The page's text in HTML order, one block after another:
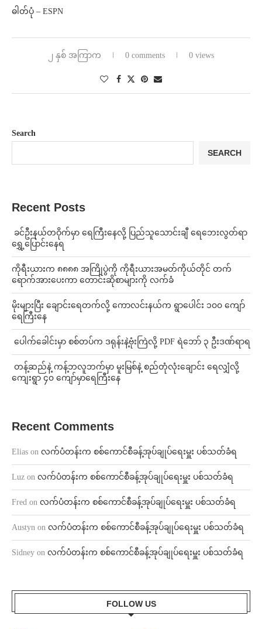
ဓါတ်ပုံ – ESPN
၂ နှစ် အကြာက 0 comments 0 views
Search
SEARCH
Recent Posts
⁩ ⁨ခင်ဦးနယ်တဝိုက်မှာ ရေကြီးနေလို့ ပြည်သူသောင်းချီ ရေဘေးလွတ်ရာ
ရွှေ့ပြောင်းနေရ
ကိုရီးယားက ၈၈၈၈ အကြိုပွဲကို ကိုရီးယားအမတ်ကိုယ်တိုင် တက်
ရောက်အားပေးကာ တောင်းဆိုစာများကို လက်ခံ
⁨မိုးများပြီး ချောင်းရေတက်လို့ ကောလင်းနယ်က ရွာပေါင်း ၁၀၀ ကျော်
ရေကြီးနေ
⁩ ⁨ပေါက်ခေါင်းမှာ စစ်တပ်က ဒရုန်းနဲ့ဗုံးကြဲလို့ PDF ရဲဘော် ၃ ဦးဒဏ်ရာရ
⁩ ⁨တန့်ဆည်နဲ့ ကန့်ဘလူဘက်မှာ မူးမြစ်နဲ့ စည်တုံလုံးချောင်း ရေလျှံလို့
ကျေးရွာ ၄၀ ကျော်မှာရေကြီးနေ
Recent Comments
Elias on လက်ပံတန်းက စစ်ကောင်စီခန့်အုပ်ချုပ်ရေးမှူး ပစ်သတ်ခံရ
Luz on လက်ပံတန်းက စစ်ကောင်စီခန့်အုပ်ချုပ်ရေးမှူး ပစ်သတ်ခံရ
Fred on လက်ပံတန်းက စစ်ကောင်စီခန့်အုပ်ချုပ်ရေးမှူး ပစ်သတ်ခံရ
Austyn on လက်ပံတန်းက စစ်ကောင်စီခန့်အုပ်ချုပ်ရေးမှူး ပစ်သတ်ခံရ
Sidney on လက်ပံတန်းက စစ်ကောင်စီခန့်အုပ်ချုပ်ရေးမှူး ပစ်သတ်ခံရ
FOLLOW US